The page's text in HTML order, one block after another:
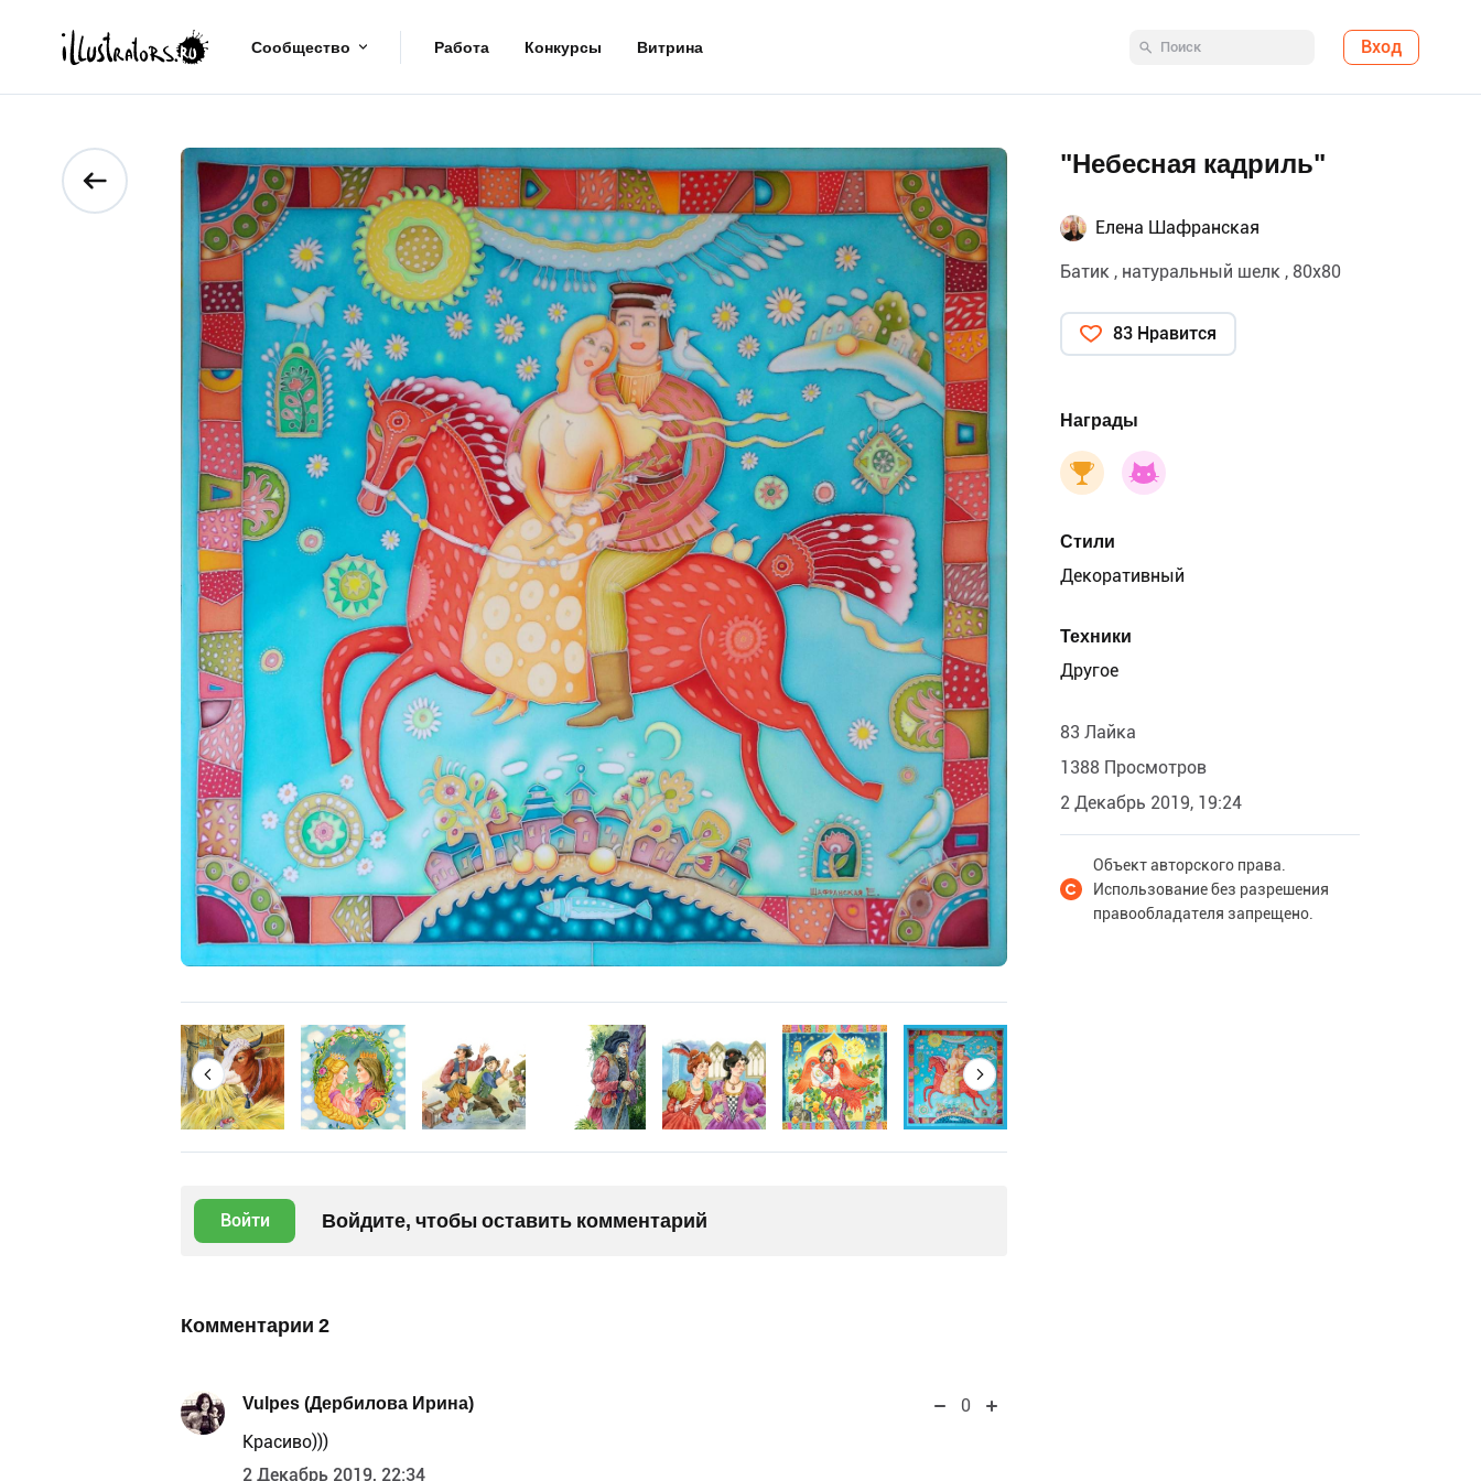
Сообщество Работа Конкурсы Витрина Вход
Войти Войдите, чтобы оставить комментарий
Комментарии 2
Vulpes (Дербилова Ирина)
0
Красиво)))
2 Декабрь 2019, 22:34
"Небесная кадриль"
Елена Шафранская
Батик , натуральный шелк , 80х80
83 Нравится
Награды
Стили
Декоративный
Техники
Другое
83 Лайка
1388 Просмотров
2 Декабрь 2019, 19:24
Объект авторского права.
Использование без разрешения
правообладателя запрещено.